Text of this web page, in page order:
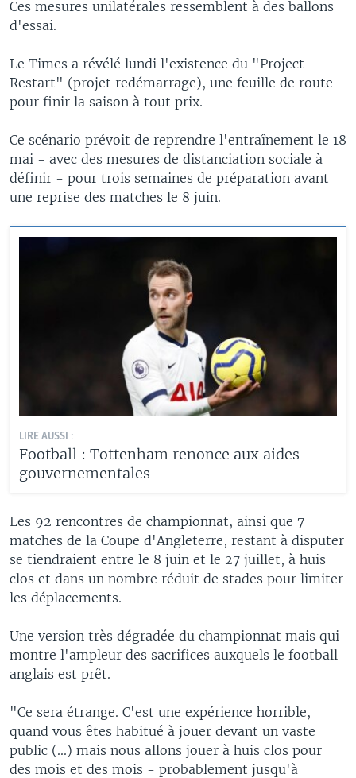
Ces mesures unilatérales ressemblent à des ballons
d'essai.
Le Times a révélé lundi l'existence du "Project
Restart" (projet redémarrage), une feuille de route
pour finir la saison à tout prix.
Ce scénario prévoit de reprendre l'entraînement le 18
mai - avec des mesures de distanciation sociale à
définir - pour trois semaines de préparation avant
une reprise des matches le 8 juin.
LIRE AUSSI :
Football : Tottenham renonce aux aides
gouvernementales
Les 92 rencontres de championnat, ainsi que 7
matches de la Coupe d'Angleterre, restant à disputer
se tiendraient entre le 8 juin et le 27 juillet, à huis
clos et dans un nombre réduit de stades pour limiter
les déplacements.
Une version très dégradée du championnat mais qui
montre l'ampleur des sacrifices auxquels le football
anglais est prêt.
"Ce sera étrange. C'est une expérience horrible,
quand vous êtes habitué à jouer devant un vaste
public (...) mais nous allons jouer à huis clos pour
des mois et des mois - probablement jusqu'à